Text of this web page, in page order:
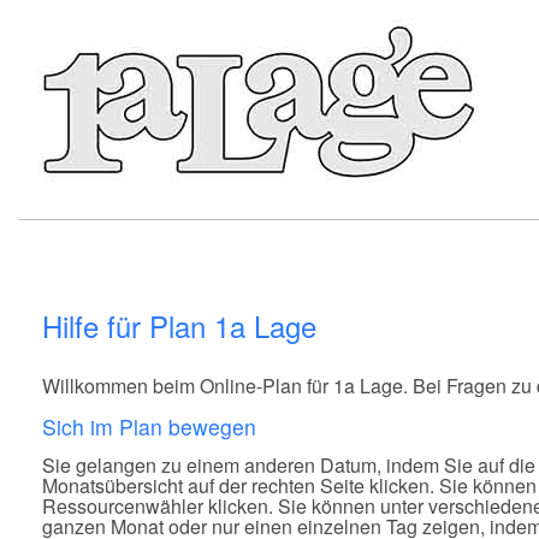
Hilfe für Plan 1a Lage
Willkommen beim Online-Plan für 1a Lage. Bei Fragen
Sich im Plan bewegen
Sie gelangen zu einem anderen Datum, indem Sie auf
Monatsübersicht auf der rechten Seite klicken. Sie
Ressourcenwähler klicken. Sie können unter
ganzen Monat oder nur einen einzelnen Tag zeigen,